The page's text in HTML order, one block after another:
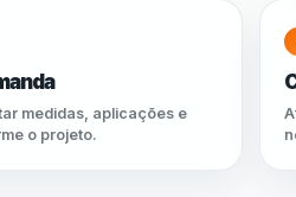
medidas, aplicações e
o projeto.